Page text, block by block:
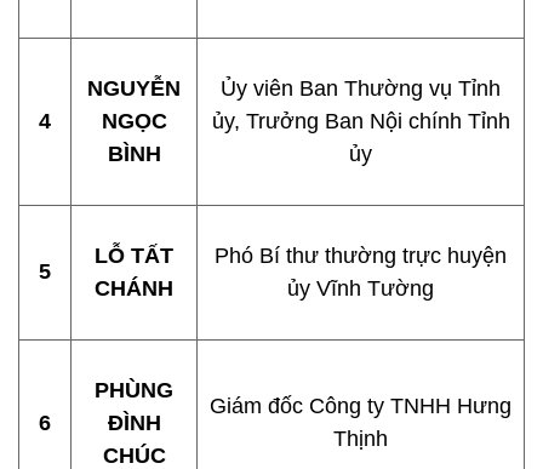
4
NGUYỄN
NGỌC
BÌNH
Ủy viên Ban Thường vụ Tỉnh
ủy, Trưởng Ban Nội chính Tỉnh
ủy
5
LỖ TẤT
CHÁNH
Phó Bí thư thường trực huyện
ủy Vĩnh Tường
6
PHÙNG
ĐÌNH
CHÚC
Giám đốc Công ty TNHH Hưng
Thịnh